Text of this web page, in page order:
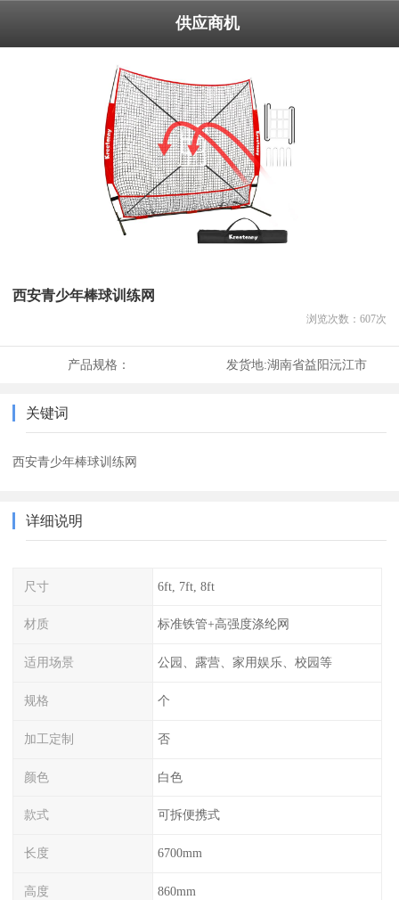
供应商机
西安青少年棒球训练网
浏览次数： 607次
产品规格： 发货地:湖南省益阳沅江市
关键词
西安青少年棒球训练网
详细说明
尺寸 6ft, 7ft, 8ft
材质 标准铁管+高强度涤纶网
适用场景 公园、露营、家用娱乐、校园等
规格 个
加工定制 否
颜色 白色
款式 可拆便携式
长度 6700mm
高度 860mm